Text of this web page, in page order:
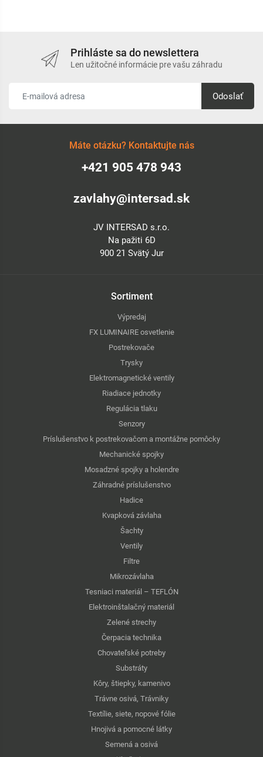
Prihláste sa do newslettera
Len užitočné informácie pre vašu záhradu
Odoslať
Máte otázku? Kontaktujte nás
+421 905 478 943
zavlahy@intersad.sk
JV INTERSAD s.r.o.
Na pažiti 6D
900 21 Svätý Jur
Sortiment
Výpredaj
FX LUMINAIRE osvetlenie
Postrekovače
Trysky
Elektromagnetické ventily
Riadiace jednotky
Regulácia tlaku
Senzory
Príslušenstvo k postrekovačom a montážne pomôcky
Mechanické spojky
Mosadzné spojky a holendre
Záhradné príslušenstvo
Hadice
Kvapková závlaha
Šachty
Ventily
Filtre
Mikrozávlaha
Tesniaci materiál – TEFLÓN
Elektroinštalačný materiál
Zelené strechy
Čerpacia technika
Chovateľské potreby
Substráty
Kôry, štiepky, kamenivo
Trávne osivá, Trávniky
Textílie, siete, nopové fólie
Hnojivá a pomocné látky
Semená a osivá